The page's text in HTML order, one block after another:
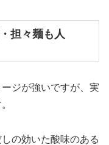
担々麺も人
ジが強いですが、実
の効いた酸味のある